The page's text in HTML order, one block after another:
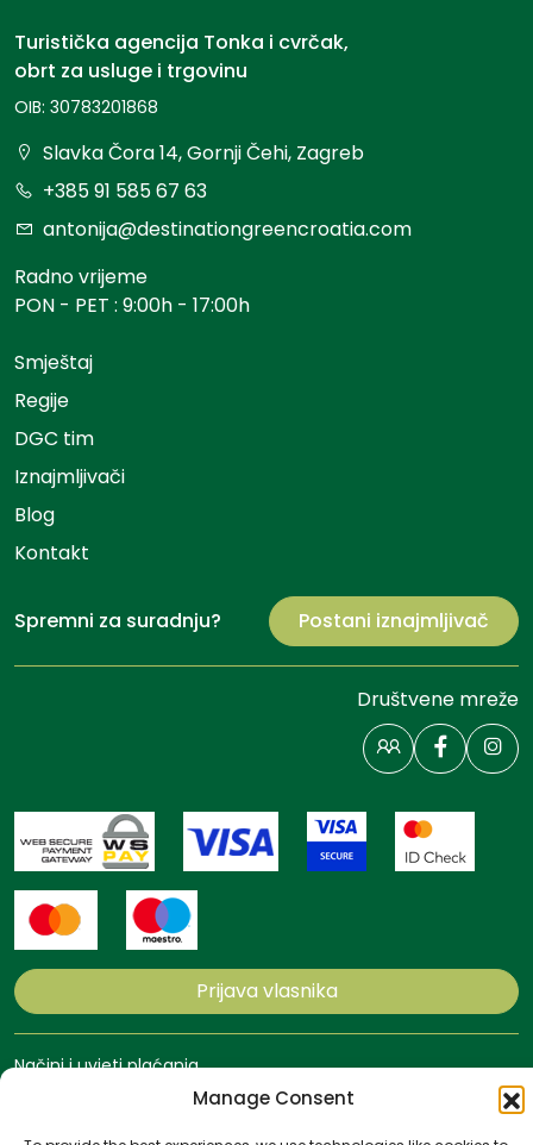
Manage Consent
Turistička agencija Tonka i cvrčak,
obrt za usluge i trgovinu
OIB: 30783201868
Slavka Čora 14, Gornji Čehi, Zagreb
+385 91 585 67 63
antonija@destinationgreencroatia.com
Radno vrijeme
PON - PET : 9:00h - 17:00h
Smještaj
Regije
DGC tim
Iznajmljivači
Blog
Kontakt
Spremni za suradnju? Postani iznajmljivač
Društvene mreže
Prijava vlasnika
Načini i uvjeti plaćanja